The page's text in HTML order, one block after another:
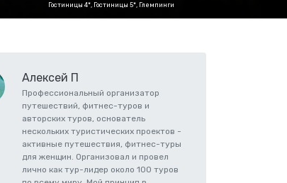
Гостиницы 4*, Гостиницы 5*, Глемпинги
Алексей П
Профессиональный организатор
путешествий, фитнес-туров и
авторских туров, основатель
нескольких туристических проектов -
активные путешествия, фитнес-туры
для женщин. Организовал и провел
лично как тур-лидер около 100 туров